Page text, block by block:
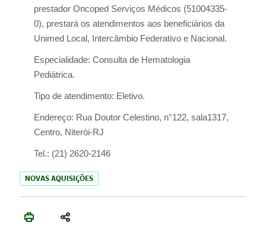
prestador Oncoped Serviços Médicos (51004335-
0), prestará os atendimentos aos beneficiários da
Unimed Local, Intercâmbio Federativo e Nacional.
Especialidade: Consulta de Hematologia
Pediátrica.
Tipo de atendimento: Eletivo.
Endereço: Rua Doutor Celestino, n°122, sala1317,
Centro, Niterói-RJ
Tel.: (21) 2620-2146
NOVAS AQUISIÇÕES